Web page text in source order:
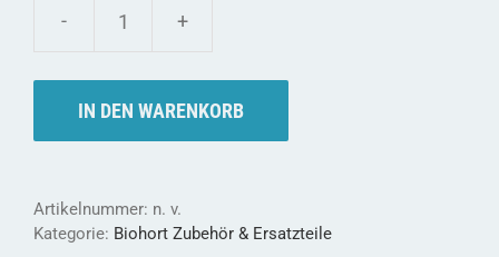
biohort
-
zum
Menge
IN DEN WARENKORB
Artikelnummer: n. v.
Kategorie: Biohort Zubehör & Ersatzteile